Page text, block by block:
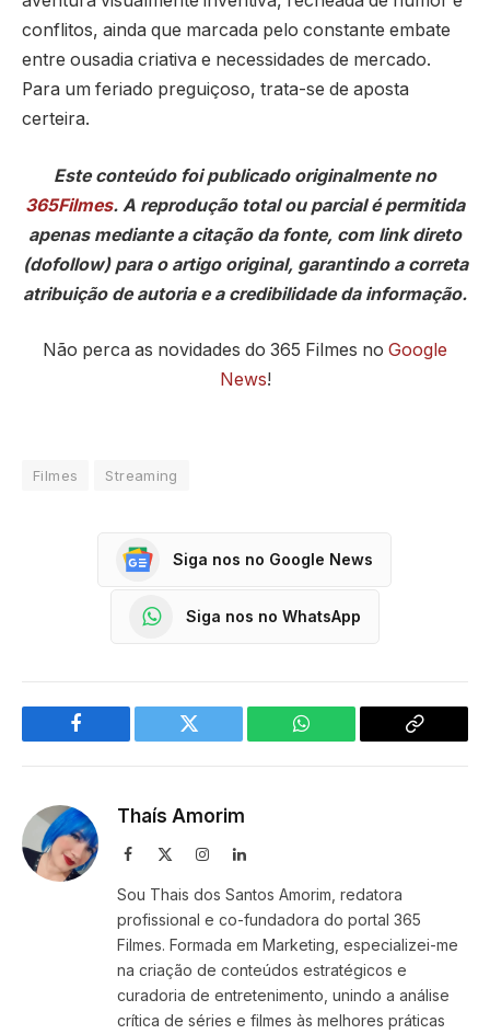
conflitos, ainda que marcada pelo constante embate
entre ousadia criativa e necessidades de mercado.
Para um feriado preguiçoso, trata-se de aposta
certeira.
Este conteúdo foi publicado originalmente no
365Filmes. A reprodução total ou parcial é permitida
apenas mediante a citação da fonte, com link direto
(dofollow) para o artigo original, garantindo a correta
atribuição de autoria e a credibilidade da informação.
Não perca as novidades do 365 Filmes no Google
News!
Filmes Streaming
Siga nos no Google News
Siga nos no WhatsApp
Facebook Twitter WhatsApp
Copy
Thaís Amorim
Facebook InstagramLinkedIn
Sou Thais dos Santos Amorim, redatora
profissional e co-fundadora do portal 365
Filmes. Formada em Marketing, especializei-me
na criação de conteúdos estratégicos e
curadoria de entretenimento, unindo a análise
crítica de séries e filmes às melhores práticas